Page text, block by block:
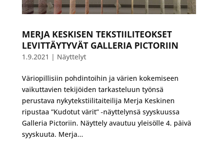
MERJA KESKISEN TEKSTIILITEOKSET
LEVITTÄYTYVÄT GALLERIA PICTORIIN
1.9.2021 | Näyttelyt
Väriopillisiin pohdintoihin ja värien kokemiseen
vaikuttavien tekijöiden tarkasteluun työnsä
perustava nykytekstiilitaiteilija Merja Keskinen
ripustaa ”Kudotut värit” -näyttelynsä syyskuussa
Galleria Pictoriin. Näyttely avautuu yleisölle 4. päivä
syyskuuta. Merja...